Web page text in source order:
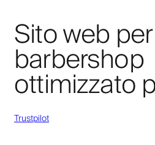
Sito web per
barbershop
ottimizzato
Trustpilot